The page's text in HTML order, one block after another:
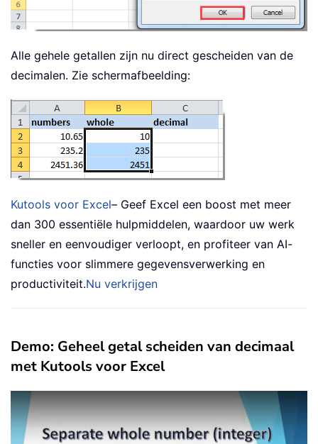
Alle gehele getallen zijn nu direct gescheiden van de
decimalen. Zie schermafbeelding:
Kutools voor Excel– Geef Excel een boost met meer
dan 300 essentiële hulpmiddelen, waardoor uw werk
sneller en eenvoudiger verloopt, en profiteer van AI-
functies voor slimmere gegevensverwerking en
productiviteit.Nu verkrijgen
Demo: Geheel getal scheiden van decimaal
met Kutools voor Excel